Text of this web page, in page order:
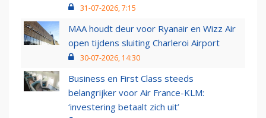
31-07-2026, 7:15
MAA houdt deur voor Ryanair en Wizz Air
open tijdens sluiting Charleroi Airport
30-07-2026, 14:30
Business en First Class steeds
belangrijker voor Air France-KLM:
‘investering betaalt zich uit’